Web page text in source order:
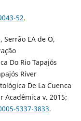
52.
Serrão EA de O,
Do Rio Tapajós
River
De La Cuenca
Acadêmica v. 2015;
5337-3833.